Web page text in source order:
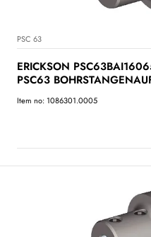
PSC 63
ERICKSON
PSC63
Item no: 1086301.0005